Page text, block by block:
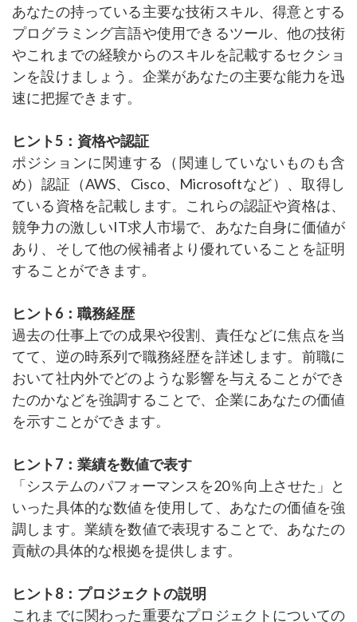
あなたの持っている主要な技術スキル、得意とする
プログラミング言語や使用できるツール、他の技術
やこれまでの経験からのスキルを記載するセクショ
ンを設けましょう。企業があなたの主要な能力を迅
速に把握できます。
ヒント5：資格や認証
ポジションに関連する（関連していないものも含
め）認証（AWS、Cisco、Microsoftなど）、取得し
ている資格を記載します。これらの認証や資格は、
競争力の激しいIT求人市場で、あなた自身に価値が
あり、そして他の候補者より優れていることを証明
することができます。
ヒント6：職務経歴
過去の仕事上での成果や役割、責任などに焦点を当
てて、逆の時系列で職務経歴を詳述します。前職に
おいて社内外でどのような影響を与えることができ
たのかなどを強調することで、企業にあなたの価値
を示すことができます。
ヒント7：業績を数値で表す
「システムのパフォーマンスを20％向上させた」と
いった具体的な数値を使用して、あなたの価値を強
調します。業績を数値で表現することで、あなたの
貢献の具体的な根拠を提供します。
ヒント8：プロジェクトの説明
これまでに関わった重要なプロジェクトについての